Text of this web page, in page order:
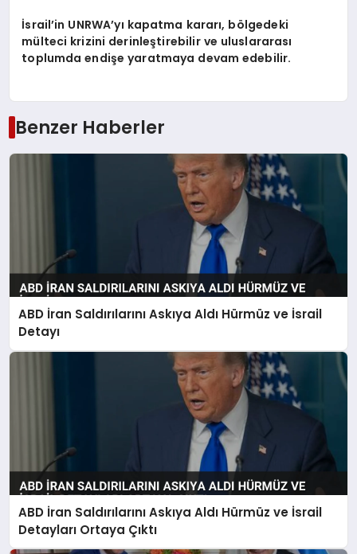
İsrail’in UNRWA’yı kapatma kararı, bölgedeki
mülteci krizini derinleştirebilir ve uluslararası
toplumda endişe yaratmaya devam edebilir.
Benzer Haberler
ABD İran Saldırılarını Askıya Aldı Hürmüz ve İsrail
Detayı
ABD İran Saldırılarını Askıya Aldı Hürmüz ve İsrail
Detayları Ortaya Çıktı